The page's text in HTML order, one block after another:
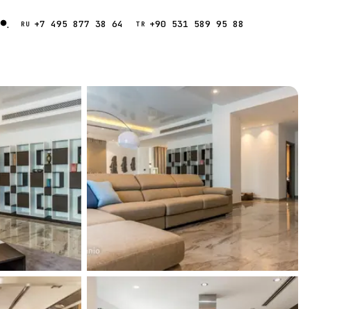
RU +7 495 877 38 64 TR +90 531 589 95 88
Испания Кипр
Таиланд